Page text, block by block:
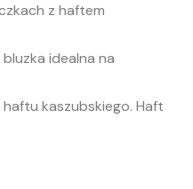
z haftem
idealna na
kaszubskiego. Haft